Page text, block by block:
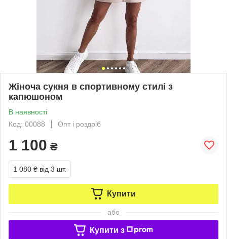
Жіноча сукня в спортивному стилі з
капюшоном
В наявності
Код: 00088
Опт і роздріб
1 100 ₴
1 080 ₴ від 3 шт.
Купити
або
Купити з